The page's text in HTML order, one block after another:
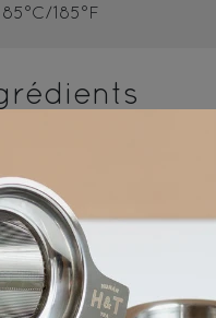
85°C/185°F
l'agriculture biologique